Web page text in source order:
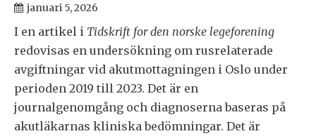
januari 5, 2026
I en artikel i Tidskrift for den norske legeforening
redovisas en undersökning om rusrelaterade
avgiftningar vid akutmottagningen i Oslo under
perioden 2019 till 2023. Det är en
journalgenomgång och diagnoserna baseras på
akutläkarnas kliniska bedömningar. Det är